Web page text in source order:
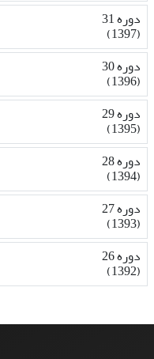
دوره 31
(1397)
دوره 30
(1396)
دوره 29
(1395)
دوره 28
(1394)
دوره 27
(1393)
دوره 26
(1392)